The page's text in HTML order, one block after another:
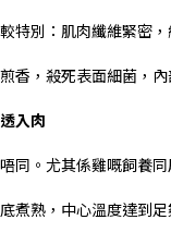
特別：肌肉纖維緊密
香，殺死表面細菌，
入肉
同。尤其係雞嘅飼養
煮熟，中心溫度達到